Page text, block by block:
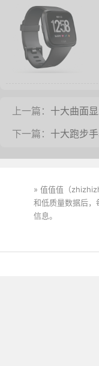
上一篇： 十大曲面
下一篇： 十大跑步
» 值值值（
和低质量数据后
信息。